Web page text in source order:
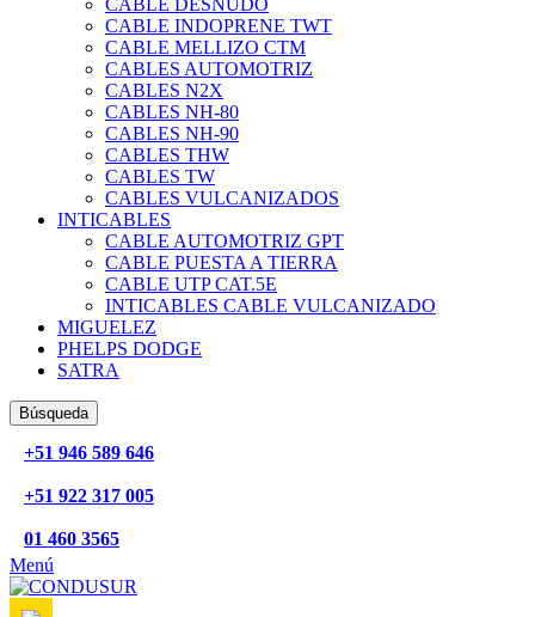
CABLE DESNUDO
CABLE INDOPRENE TWT
CABLE MELLIZO CTM
CABLES AUTOMOTRIZ
CABLES N2X
CABLES NH-80
CABLES NH-90
CABLES THW
CABLES TW
CABLES VULCANIZADOS
INTICABLES
CABLE AUTOMOTRIZ GPT
CABLE PUESTA A TIERRA
CABLE UTP CAT.5E
INTICABLES CABLE VULCANIZADO
MIGUELEZ
PHELPS DODGE
SATRA
Búsqueda
+51 946 589 646
+51 922 317 005
01 460 3565
Menú